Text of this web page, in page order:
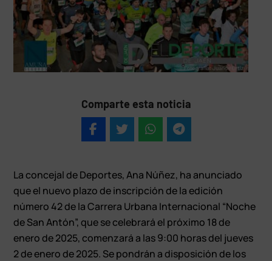
Comparte esta noticia
La concejal de Deportes, Ana Núñez, ha anunciado
que el nuevo plazo de inscripción de la edición
número 42 de la Carrera Urbana Internacional “Noche
de San Antón”, que se celebrará el próximo 18 de
enero de 2025, comenzará a las 9:00 horas del jueves
2 de enero de 2025. Se pondrán a disposición de los